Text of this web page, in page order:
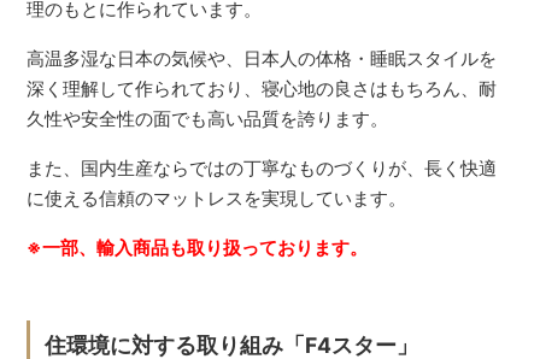
理のもとに作られています。
高温多湿な日本の気候や、日本人の体格・睡眠スタイルを
深く理解して作られており、寝心地の良さはもちろん、耐
久性や安全性の面でも高い品質を誇ります。
また、国内生産ならではの丁寧なものづくりが、長く快適
に使える信頼のマットレスを実現しています。
※一部、輸入商品も取り扱っております。
住環境に対する取り組み「F4スター」